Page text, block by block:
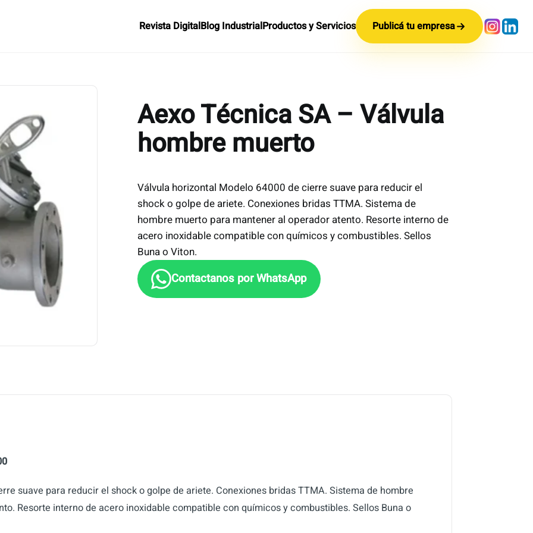
Revista DigitalBlog IndustrialProductos y Servicios Publicá tu empresa
Aexo Técnica SA – Válvula
hombre muerto
Válvula horizontal Modelo 64000 de cierre suave para reducir el
shock o golpe de ariete. Conexiones bridas TTMA. Sistema de
hombre muerto para mantener al operador atento. Resorte interno de
acero inoxidable compatible con químicos y combustibles. Sellos
Buna o Viton.
suave para reducir el shock o golpe de ariete. Conexiones bridas TTMA. Sistema de hombre
Resorte interno de acero inoxidable compatible con químicos y combustibles. Sellos Buna o